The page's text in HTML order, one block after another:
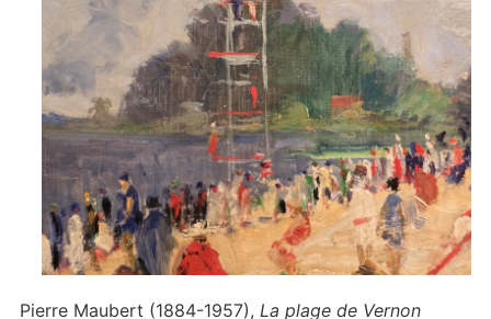
Pierre Maubert (1884-1957), La plage de Vernon